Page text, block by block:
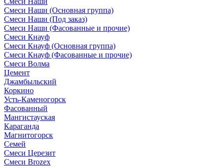
Смеси Наши (Основная группа)
Смеси Наши (Под заказ)
Смеси Наши (Фасованные и прочие)
Смеси Кнауф
Смеси Кнауф (Основная группа)
Смеси Кнауф (Фасованные и прочие)
Смеси Волма
Цемент
Джамбыльский
Коркино
Усть-Каменогорск
Фасованный
Мангистауская
Караганда
Магнитогорск
Семей
Смеси Церезит
Смеси Brozex